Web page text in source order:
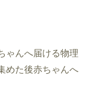
ゃんへ届ける物理
めた後赤ちゃんへ